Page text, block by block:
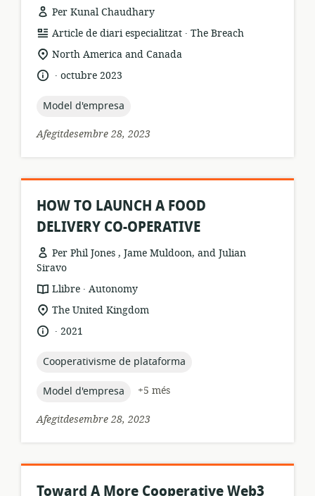
Per Kunal Chaudhary
format
dels
recursos:
Article de diari especialitzat .
publicador:
The Breach
ubicació
rellevant:
North America and Canada
idioma:
.
data
publicació:
octubre 2023
topic:
Model d'empresa
Afegitdesembre 28, 2023
HOW TO LAUNCH A FOOD
DELIVERY CO-OPERATIVE
Per Phil Jones , Jame Muldoon, and Julian
Siravo
format
dels
recursos:
Llibre .
publicador:
Autonomy
ubicació
rellevant:
The United Kingdom
idioma:
.
data
publicació:
2021
topic:
Cooperativisme de plataforma
topic:
Model d'empresa
+5 més
Afegitdesembre 28, 2023
Toward A More Cooperative Web3